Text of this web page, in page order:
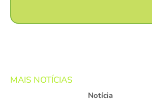
MAIS NOTÍCIAS
Notícia